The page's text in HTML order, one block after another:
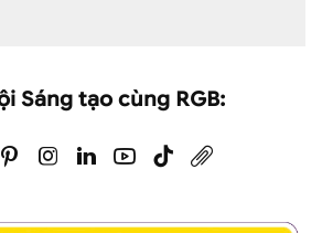
Sáng tạo cùng RGB: